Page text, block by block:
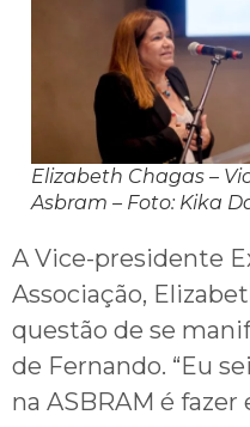
Elizabeth Chagas –
Asbram – Foto: Kika
A Vice-presidente
Associação,
questão de se
de Fernando. “Eu
na ASBRAM é fazer